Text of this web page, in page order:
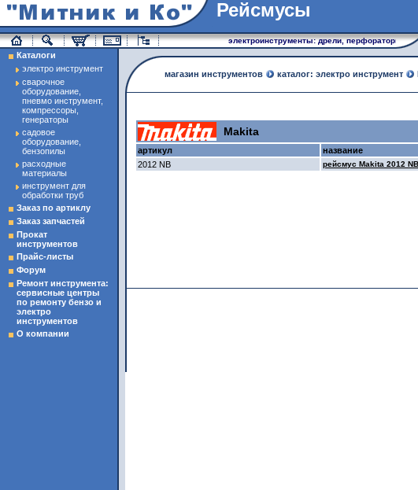
Рейсмусы
электроинструменты: дрели, перфораторы,
магазин инструменты
магазин инструментов каталог: электро инструмент
Makita
артикул название
2012 NB
рейсмус Makita 2012 NB
Каталоги
электро инструмент
сварочное
оборудование,
пневмо инструмент,
компрессоры,
генераторы
садовое
оборудование,
бензопилы
расходные
материалы
инструмент для
обработки труб
Заказ по артиклу
Заказ запчастей
Прокат
инструментов
Прайс-листы
Форум
Ремонт инструмента:
сервисные центры
по ремонту бензо и
электро
инструментов
О компании